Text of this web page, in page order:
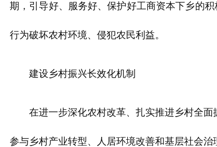
期，引导好、服务好、保护好工商资本下乡的
行为破坏农村环境、侵犯农民利益。
建设乡村振兴长效化机制
在进一步深化农村改革、扎实推进乡村全
参与乡村产业转型、人居环境改善和基层社会